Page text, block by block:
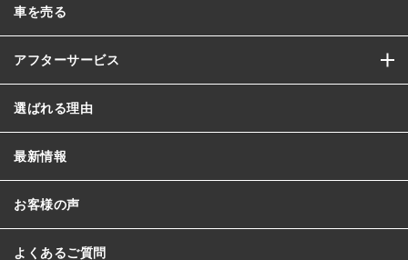
車を売る
アフターサービス
選ばれる理由
最新情報
お客様の声
よくあるご質問